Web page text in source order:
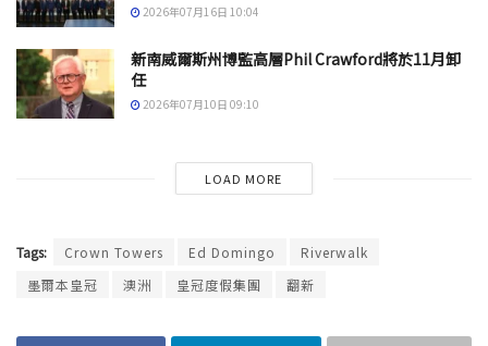
2026年07月16日 10:04
新南威爾斯州博監高層Phil Crawford將於11月卸
任
2026年07月10日 09:10
LOAD MORE
Tags: Crown Towers Ed Domingo
Riverwalk
墨爾本皇冠
澳洲 皇冠度假集團 翻新